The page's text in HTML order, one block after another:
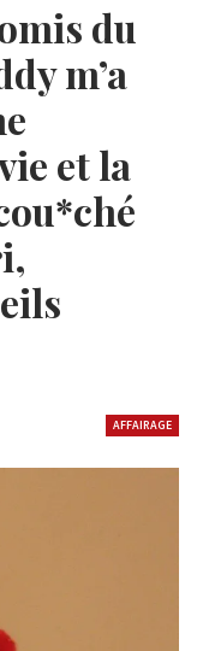
du
m’a
et la
AFFAIRAGE